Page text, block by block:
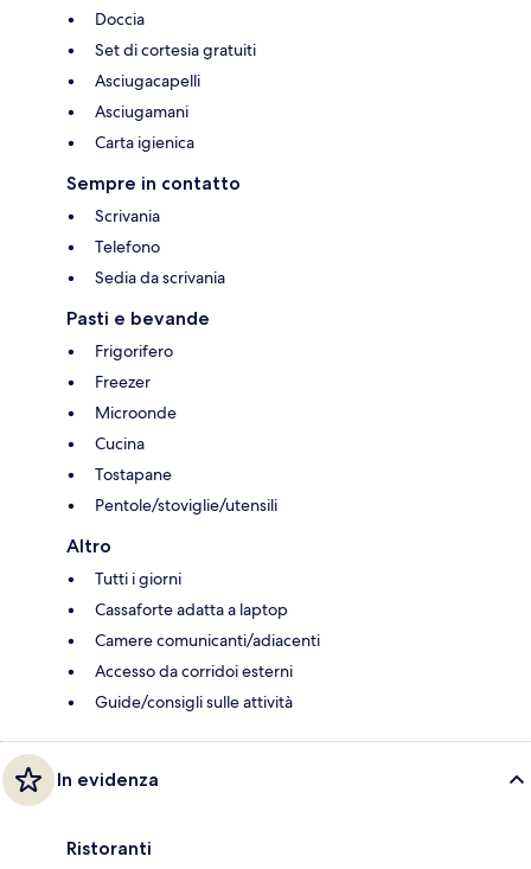
Doccia
Set di cortesia gratuiti
Asciugacapelli
Asciugamani
Carta igienica
Sempre in contatto
Scrivania
Telefono
Sedia da scrivania
Pasti e bevande
Frigorifero
Freezer
Microonde
Cucina
Tostapane
Pentole/stoviglie/utensili
Altro
Tutti i giorni
Cassaforte adatta a laptop
Camere comunicanti/adiacenti
Accesso da corridoi esterni
Guide/consigli sulle attività
In evidenza
Ristoranti